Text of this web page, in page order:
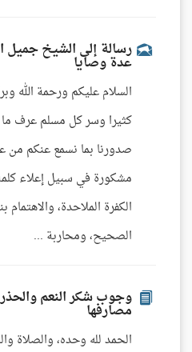
رسالة إلى الشيخ جميل
عدة وصايا
السلام عليكم ورحمة الله
كثيرا وسر كل مسلم عرف
صدورنا بما نسمع عنكم
مشكورة في سبيل إعلاء
الكفرة الملاحدة،
الصحيح، ومحاربة ...
وجوب شكر النعم
مصارفها
الحمد لله وحده، والصلاة